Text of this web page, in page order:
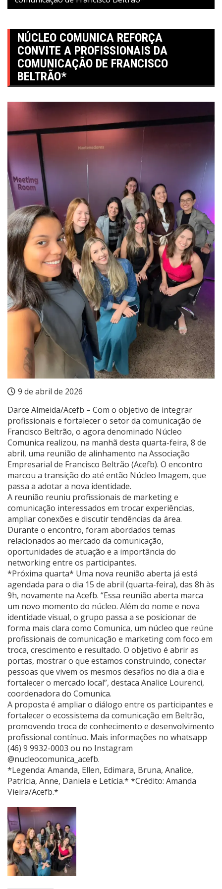
NÚCLEO COMUNICA REFORÇA
CONVITE A PROFISSIONAIS DA
COMUNICAÇÃO DE FRANCISCO
BELTRÃO*
9 de abril de 2026
Darce Almeida/Acefb – Com o objetivo de integrar
profissionais e fortalecer o setor da comunicação de
Francisco Beltrão, o agora denominado Núcleo
Comunica realizou, na manhã desta quarta-feira, 8 de
abril, uma reunião de alinhamento na Associação
Empresarial de Francisco Beltrão (Acefb). O encontro
marcou a transição do até então Núcleo Imagem, que
passa a adotar a nova identidade.
A reunião reuniu profissionais de marketing e
comunicação interessados em trocar experiências,
ampliar conexões e discutir tendências da área.
Durante o encontro, foram abordados temas
relacionados ao mercado da comunicação,
oportunidades de atuação e a importância do
networking entre os participantes.
*Próxima quarta* Uma nova reunião aberta já está
agendada para o dia 15 de abril (quarta-feira), das 8h às
9h, novamente na Acefb. “Essa reunião aberta marca
um novo momento do núcleo. Além do nome e nova
identidade visual, o grupo passa a se posicionar de
forma mais clara como Comunica, um núcleo que reúne
profissionais de comunicação e marketing com foco em
troca, crescimento e resultado. O objetivo é abrir as
portas, mostrar o que estamos construindo, conectar
pessoas que vivem os mesmos desafios no dia a dia e
fortalecer o mercado local”, destaca Analice Lourenci,
coordenadora do Comunica.
A proposta é ampliar o diálogo entre os participantes e
fortalecer o ecossistema da comunicação em Beltrão,
promovendo troca de conhecimento e desenvolvimento
profissional contínuo. Mais informações no whatsapp
(46) 9 9932-0003 ou no Instagram
@nucleocomunica_acefb.
*Legenda: Amanda, Ellen, Edimara, Bruna, Analice,
Patrícia, Anne, Daniela e Letícia.* *Crédito: Amanda
Vieira/Acefb.*